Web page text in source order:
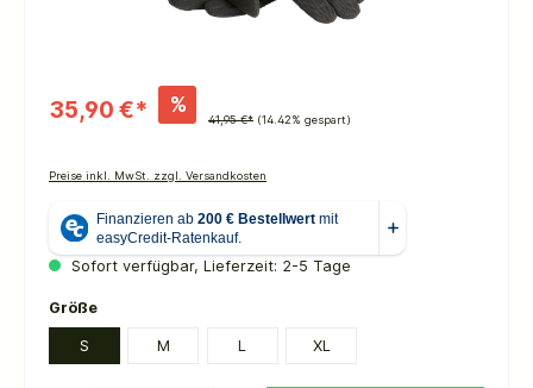
35,90 €* %
41,95 €* (14.42% gespart)
Preise inkl. MwSt. zzgl. Versandkosten
Sofort verfügbar, Lieferzeit: 2-5 Tage
Größeauswählen
S M L XL